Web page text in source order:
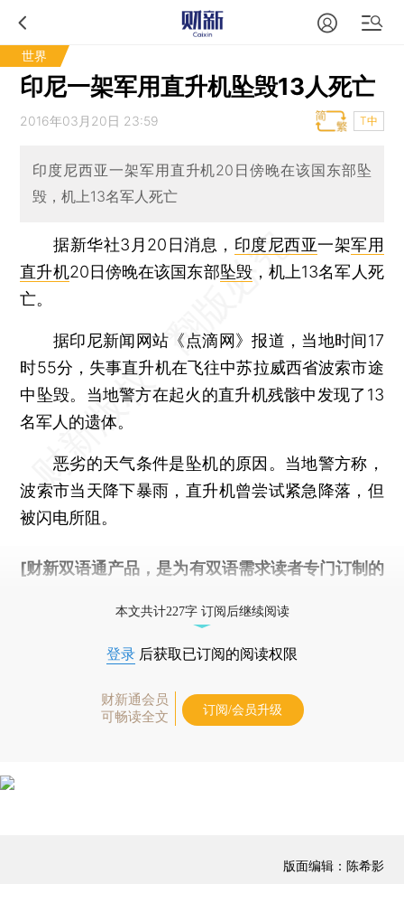
世界
印尼一架军用直升机坠毁13人死亡
2016年03月20日 23:59 T中
印度尼西亚一架军用直升机20日傍晚在该国东部坠
毁，机上13名军人死亡
据新华社3月20日消息， 印度尼西亚一架军用
直升机20日傍晚在该国东部坠毁，机上13名军人死
亡。
据印尼新闻网站《点滴网》报道，当地时间17
时55分，失事直升机在飞往中苏拉威西省波索市途
中坠毁。当地警方在起火的直升机残骸中发现了13
名军人的遗体。
恶劣的天气条件是坠机的原因。当地警方称，
波索市当天降下暴雨，直升机曾尝试紧急降落，但
被闪电所阻。
[财新双语通产品，是为有双语需求读者专门订制的
本文共计227字 订阅后继续阅读
登录 后获取已订阅的阅读权限
财新通会员
可畅读全文
订阅/会员升级
版面编辑：陈希影